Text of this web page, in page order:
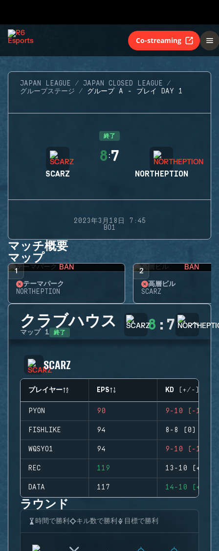
Co-streaming
JAPAN LEAGUE
JAPAN CLOSED LEAGUE
グループステージ
グループ A - プレイ DAY 1
終了
SCARZ
8 :7
NORTHEPTION
2023年3月18日 7:45
BO1
マッチ概要
マップ
1 BAN
テーマパーク
NORTHEPTION
2 BAN
高層ビル
SCARZ
クラブハウス
マップ 1 終了 8 : 7
SCARZ
プレイヤー EPS KD (+/-)
PYON 90 9-10 (-1)
FISHLIKE 94 8-8 (0)
WQSYO1 94 9-10 (-1)
REC 119 13-10 (+3)
DATA 117 14-10 (+4)
ラウンド
時間で勝利 キル数で勝利 目標で勝利